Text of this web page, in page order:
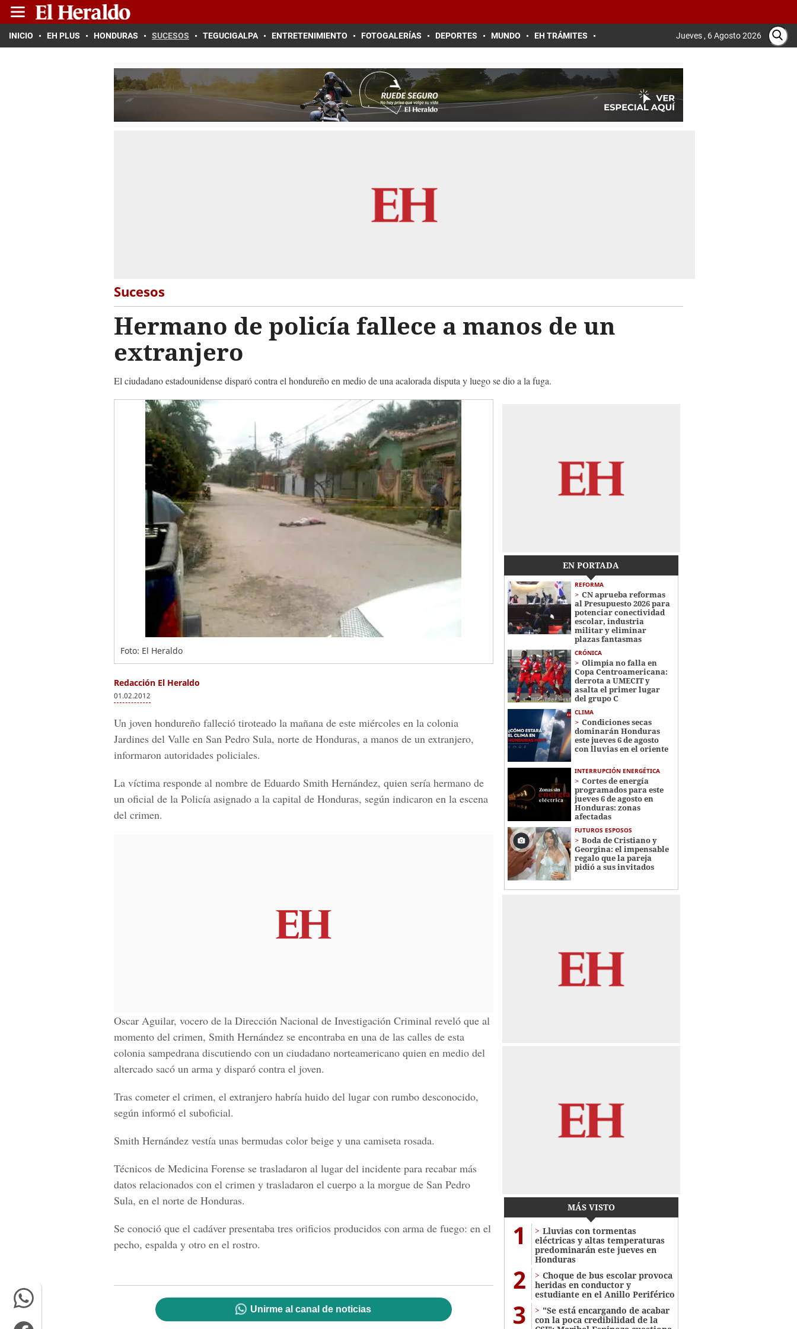
INICIO EH PLUS HONDURAS SUCESOS TEGUCIGALPA ENTRETENIMIENTO FOTOGALERÍAS DEPORTES MUNDO EH TRÁMITES Jueves , 6 Agosto 2026
Sucesos
Hermano de policía fallece a manos de un
extranjero
El ciudadano estadounidense disparó contra el hondureño en medio de una acalorada disputa y luego se dio a la fuga.
Foto: El Heraldo
Redacción El Heraldo
01.02.2012
Un joven hondureño falleció tiroteado la mañana de este miércoles en la colonia
Jardines del Valle en San Pedro Sula, norte de Honduras, a manos de un extranjero,
informaron autoridades policiales.
La víctima responde al nombre de Eduardo Smith Hernández, quien sería hermano de
un oficial de la Policía asignado a la capital de Honduras, según indicaron en la escena
del crimen.
Oscar Aguilar, vocero de la Dirección Nacional de Investigación Criminal reveló que al
momento del crimen, Smith Hernández se encontraba en una de las calles de esta
colonia sampedrana discutiendo con un ciudadano norteamericano quien en medio del
altercado sacó un arma y disparó contra el joven.
Tras cometer el crimen, el extranjero habría huido del lugar con rumbo desconocido,
según informó el suboficial.
Smith Hernández vestía unas bermudas color beige y una camiseta rosada.
Técnicos de Medicina Forense se trasladaron al lugar del incidente para recabar más
datos relacionados con el crimen y trasladaron el cuerpo a la morgue de San Pedro
Sula, en el norte de Honduras.
Se conoció que el cadáver presentaba tres orificios producidos con arma de fuego: en el
pecho, espalda y otro en el rostro.
Unirme al canal de noticias
EN PORTADA
REFORMA
CN aprueba reformas
al Presupuesto 2026 para
potenciar conectividad
escolar, industria
militar y eliminar
plazas fantasmas
CRÓNICA
Olimpia no falla en
Copa Centroamericana:
derrota a UMECIT y
asalta el primer lugar
del grupo C
CLIMA
Condiciones secas
dominarán Honduras
este jueves 6 de agosto
con lluvias en el oriente
INTERRUPCIÓN ENERGÉTICA
Cortes de energía
programados para este
jueves 6 de agosto en
Honduras: zonas
afectadas
FUTUROS ESPOSOS
Boda de Cristiano y
Georgina: el impensable
regalo que la pareja
pidió a sus invitados
MÁS VISTO
1
Lluvias con tormentas
eléctricas y altas temperaturas
predominarán este jueves en
Honduras
2
Choque de bus escolar provoca
heridas en conductor y
estudiante en el Anillo Periférico
3
"Se está encargando de acabar
con la poca credibilidad de la